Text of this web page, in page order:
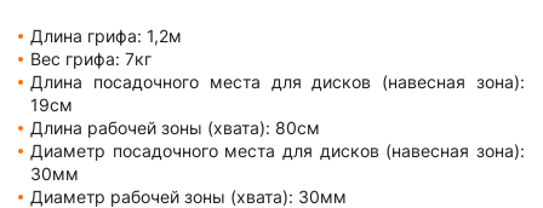
Длина грифа: 1,2м
Вес грифа: 7кг
Длина посадочного места для дисков (навесная зона):
19см
Длина рабочей зоны (хвата): 80см
Диаметр посадочного места для дисков (навесная зона):
30мм
Диаметр рабочей зоны (хвата): 30мм